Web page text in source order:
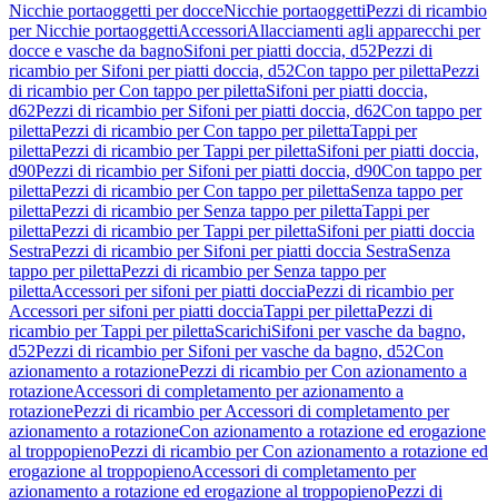
Nicchie portaoggetti per docceNicchie portaoggettiPezzi di ricambio
per Nicchie portaoggettiAccessoriAllacciamenti agli apparecchi per
docce e vasche da bagnoSifoni per piatti doccia, d52Pezzi di
ricambio per Sifoni per piatti doccia, d52Con tappo per pilettaPezzi
di ricambio per Con tappo per pilettaSifoni per piatti doccia,
d62Pezzi di ricambio per Sifoni per piatti doccia, d62Con tappo per
pilettaPezzi di ricambio per Con tappo per pilettaTappi per
pilettaPezzi di ricambio per Tappi per pilettaSifoni per piatti doccia,
d90Pezzi di ricambio per Sifoni per piatti doccia, d90Con tappo per
pilettaPezzi di ricambio per Con tappo per pilettaSenza tappo per
pilettaPezzi di ricambio per Senza tappo per pilettaTappi per
pilettaPezzi di ricambio per Tappi per pilettaSifoni per piatti doccia
SestraPezzi di ricambio per Sifoni per piatti doccia SestraSenza
tappo per pilettaPezzi di ricambio per Senza tappo per
pilettaAccessori per sifoni per piatti docciaPezzi di ricambio per
Accessori per sifoni per piatti docciaTappi per pilettaPezzi di
ricambio per Tappi per pilettaScarichiSifoni per vasche da bagno,
d52Pezzi di ricambio per Sifoni per vasche da bagno, d52Con
azionamento a rotazionePezzi di ricambio per Con azionamento a
rotazioneAccessori di completamento per azionamento a
rotazionePezzi di ricambio per Accessori di completamento per
azionamento a rotazioneCon azionamento a rotazione ed erogazione
al troppopienoPezzi di ricambio per Con azionamento a rotazione ed
erogazione al troppopienoAccessori di completamento per
azionamento a rotazione ed erogazione al troppopienoPezzi di